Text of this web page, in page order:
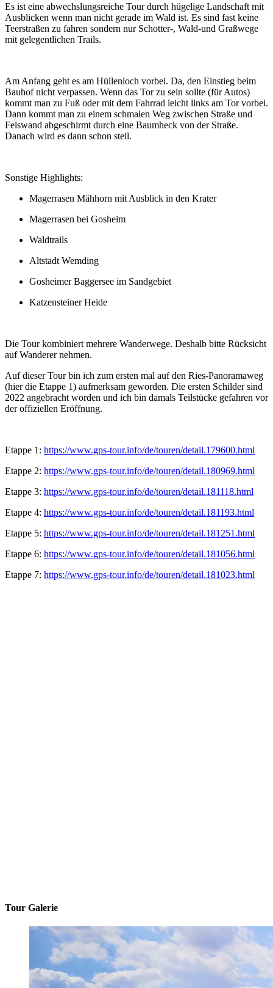
Es ist eine abwechslungsreiche Tour durch hügelige Landschaft mit
Ausblicken wenn man nicht gerade im Wald ist. Es sind fast keine
Teerstraßen zu fahren sondern nur Schotter-, Wald-und Graßwege
mit gelegentlichen Trails.
Am Anfang geht es am Hüllenloch vorbei. Da, den Einstieg beim
Bauhof nicht verpassen. Wenn das Tor zu sein sollte (für Autos)
kommt man zu Fuß oder mit dem Fahrrad leicht links am Tor vorbei.
Dann kommt man zu einem schmalen Weg zwischen Straße und
Felswand abgeschirmt durch eine Baumheck von der Straße.
Danach wird es dann schon steil.
Sonstige Highlights:
Magerrasen Mähhorn mit Ausblick in den Krater
Magerrasen bei Gosheim
Waldtrails
Altstadt Wemding
Gosheimer Baggersee im Sandgebiet
Katzensteiner Heide
Die Tour kombiniert mehrere Wanderwege. Deshalb bitte Rücksicht
auf Wanderer nehmen.
Auf dieser Tour bin ich zum ersten mal auf den Ries-Panoramaweg
(hier die Etappe 1) aufmerksam geworden. Die ersten Schilder sind
2022 angebracht worden und ich bin damals Teilstücke gefahren vor
der offiziellen Eröffnung.
Etappe 1: https://www.gps-tour.info/de/touren/detail.179600.html
Etappe 2: https://www.gps-tour.info/de/touren/detail.180969.html
Etappe 3: https://www.gps-tour.info/de/touren/detail.181118.html
Etappe 4: https://www.gps-tour.info/de/touren/detail.181193.html
Etappe 5: https://www.gps-tour.info/de/touren/detail.181251.html
Etappe 6: https://www.gps-tour.info/de/touren/detail.181056.html
Etappe 7: https://www.gps-tour.info/de/touren/detail.181023.html
Tour Galerie